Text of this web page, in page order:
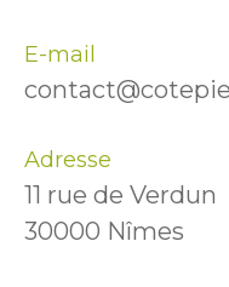
E-mail
Adresse
11 rue de Verdun
30000 Nîmes